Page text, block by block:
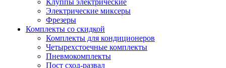
Клуппы электрические
Электрические миксеры
Фрезеры
Комплекты со скидкой
Комплекты для кондиционеров
Четырехстоечные комплекты
Пневмокомплекты
Пост сход-развал